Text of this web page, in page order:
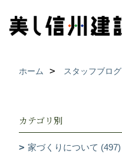
ホーム スタッフブログ
カテゴリ別
家づくりについて (497)